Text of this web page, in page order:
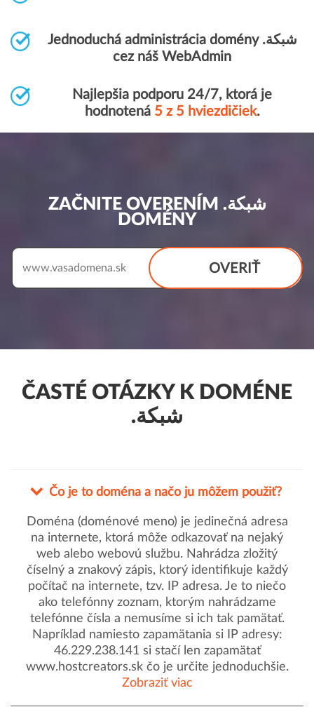
Jednoduchá administrácia domény .شبكة
cez náš WebAdmin
Najlepšia podporu 24/7, ktorá je
hodnotená 5 z 5 hviezdičiek.
ZAČNITE OVERENÍM .شبكة
DOMÉNY
OVERIŤ
www.
ČASTÉ OTÁZKY K DOMÉNE
.شبكة
Čo je to doména a načo ju môžem použiť?
Doména (doménové meno) je jedinečná adresa
na internete, ktorá môže odkazovať na nejaký
web alebo webovú službu. Nahrádza zložitý
číselný a znakový zápis, ktorý identifikuje každý
počítač na internete, tzv. IP adresa. Je to niečo
ako telefónny zoznam, ktorým nahrádzame
telefónne čísla a nemusíme si ich tak pamätať.
Napríklad namiesto zapamätania si IP adresy:
46.229.238.141 si stačí len zapamätať
www.hostcreators.sk čo je určite jednoduchšie.
Zobraziť viac